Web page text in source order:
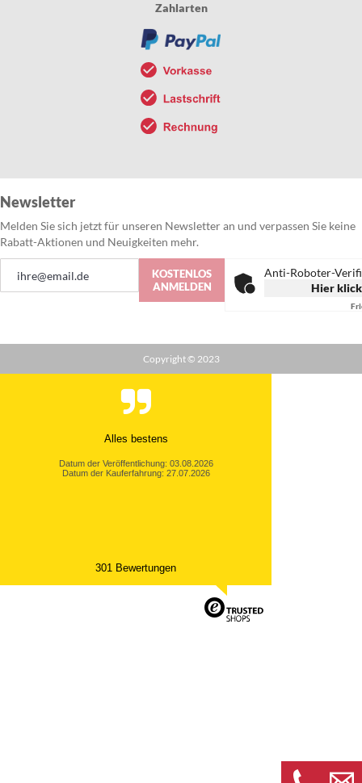
Zahlarten
Newsletter
Melden Sie sich jetzt für unseren Newsletter an und verpassen Sie keine
Rabatt-Aktionen und Neuigkeiten mehr.
zum
KOSTENLOS
ANMELDEN
Anti-Roboter-
Hier
Copyright © 2023
Alles bestens
Datum der Veröffentlichung: 03.08.2026
Datum der Kauferfahrung: 27.07.2026
301 Bewertungen